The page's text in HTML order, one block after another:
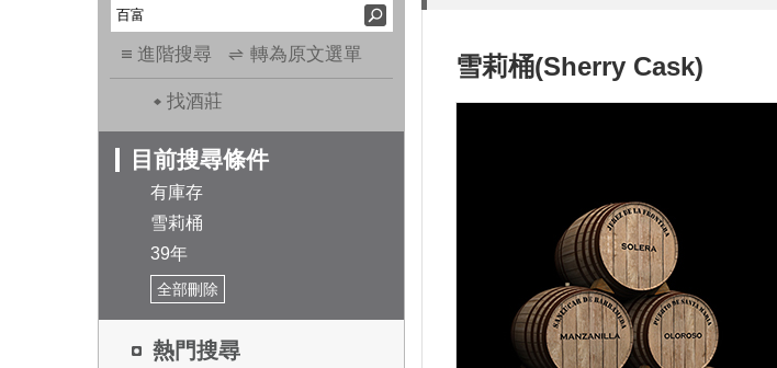
進階搜尋 轉為原文選單
找酒莊
目前搜尋條件
有庫存
雪莉桶
39年
全部刪除
熱門搜尋
雪莉桶(Sherry Cask)